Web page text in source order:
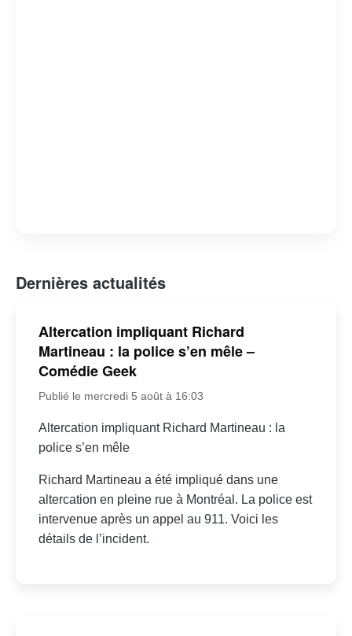
Dernières actualités
Altercation impliquant Richard
Martineau : la police s’en mêle –
Comédie Geek
Publié le mercredi 5 août à 16:03
Altercation impliquant Richard Martineau : la
police s’en mêle
Richard Martineau a été impliqué dans une
altercation en pleine rue à Montréal. La police est
intervenue après un appel au 911. Voici les
détails de l’incident.